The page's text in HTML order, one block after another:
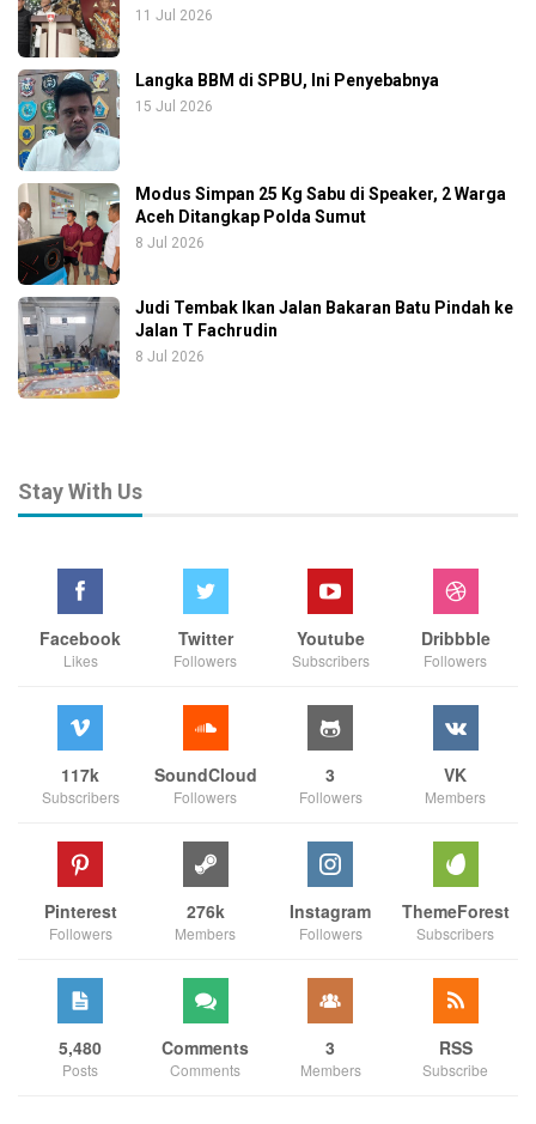
11 Jul 2026
Langka BBM di SPBU, Ini Penyebabnya
15 Jul 2026
Modus Simpan 25 Kg Sabu di Speaker, 2 Warga
Aceh Ditangkap Polda Sumut
8 Jul 2026
Judi Tembak Ikan Jalan Bakaran Batu Pindah ke
Jalan T Fachrudin
8 Jul 2026
Stay With Us
Facebook
Likes
Twitter
Followers
Youtube
Subscribers
Dribbble
Followers
117k
Subscribers
SoundCloud
Followers
3
Followers
VK
Members
Pinterest
Followers
276k
Members
Instagram
Followers
ThemeForest
Subscribers
5,480
Posts
Comments
Comments
3
Members
RSS
Subscribe